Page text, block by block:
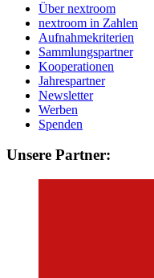
Über nextroom
nextroom in Zahlen
Aufnahmekriterien
Sammlungspartner
Kooperationen
Jahrespartner
Newsletter
Werben
Spenden
Unsere Partner: